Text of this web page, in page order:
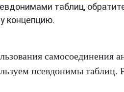
таблиц,
концепцию.
самосоединения
псевдонимы таблиц.